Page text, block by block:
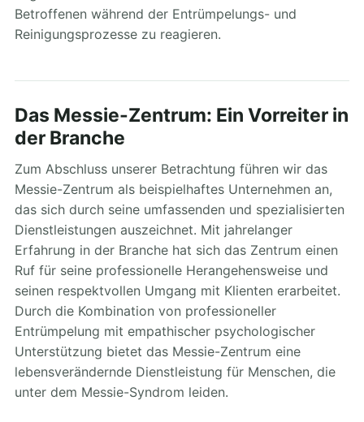
Betroffenen während der Entrümpelungs- und
Reinigungsprozesse zu reagieren.
Das Messie-Zentrum: Ein Vorreiter in
der Branche
Zum Abschluss unserer Betrachtung führen wir das
Messie-Zentrum als beispielhaftes Unternehmen an,
das sich durch seine umfassenden und spezialisierten
Dienstleistungen auszeichnet. Mit jahrelanger
Erfahrung in der Branche hat sich das Zentrum einen
Ruf für seine professionelle Herangehensweise und
seinen respektvollen Umgang mit Klienten erarbeitet.
Durch die Kombination von professioneller
Entrümpelung mit empathischer psychologischer
Unterstützung bietet das Messie-Zentrum eine
lebensverändernde Dienstleistung für Menschen, die
unter dem Messie-Syndrom leiden.